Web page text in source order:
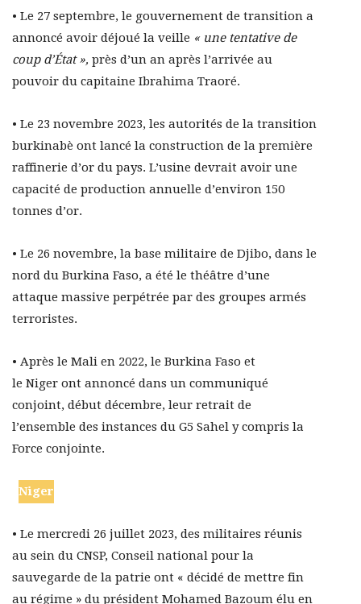
• Le 27 septembre, le gouvernement de transition a
annoncé avoir déjoué la veille « une tentative de
coup d’État », près d’un an après l’arrivée au
pouvoir du capitaine Ibrahima Traoré.
• Le 23 novembre 2023, les autorités de la transition
burkinabè ont lancé la construction de la première
raffinerie d’or du pays. L’usine devrait avoir une
capacité de production annuelle d’environ 150
tonnes d’or.
• Le 26 novembre, la base militaire de Djibo, dans le
nord du Burkina Faso, a été le théâtre d’une
attaque massive perpétrée par des groupes armés
terroristes.
• Après le Mali en 2022, le Burkina Faso et
le Niger ont annoncé dans un communiqué
conjoint, début décembre, leur retrait de
l’ensemble des instances du G5 Sahel y compris la
Force conjointe.
Niger
• Le mercredi 26 juillet 2023, des militaires réunis
au sein du CNSP, Conseil national pour la
sauvegarde de la patrie ont « décidé de mettre fin
au régime » du président Mohamed Bazoum élu en